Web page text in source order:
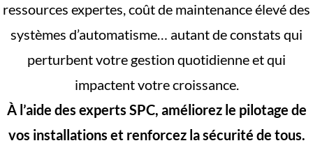
ressources expertes, coût de maintenance élevé des
systèmes d’automatisme… autant de constats qui
perturbent votre gestion quotidienne et qui
impactent votre croissance.
À l’aide des experts SPC, améliorez le pilotage de
vos installations et renforcez la sécurité de tous.